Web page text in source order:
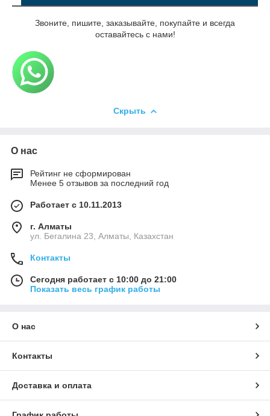
Звоните, пишите, заказывайте, покупайте и всегда
оставайтесь с нами!
Скрыть
О нас
Рейтинг не сформирован
Менее 5 отзывов за последний год
Работает с 10.11.2013
г. Алматы
ул. Бегалина 23, Алматы, Казахстан
Контакты
Сегодня работает с 10:00 до 21:00
Показать весь график работы
О нас
Контакты
Доставка и оплата